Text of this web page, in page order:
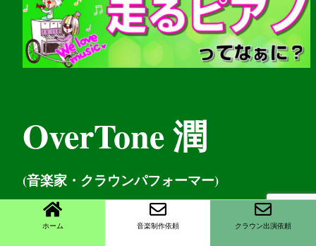
OverTone 潤
(音楽家・クラウンパフォーマー)
お問い
ホーム 音楽制作依頼 クラウン出演依頼